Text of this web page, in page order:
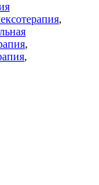
,
,
,